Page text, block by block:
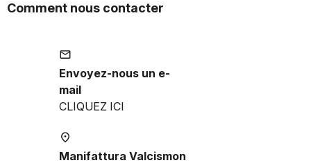
Comment nous contacter
email
Envoyez-nous un e-
mail
CLIQUEZ ICI
place
Manifattura Valcismon